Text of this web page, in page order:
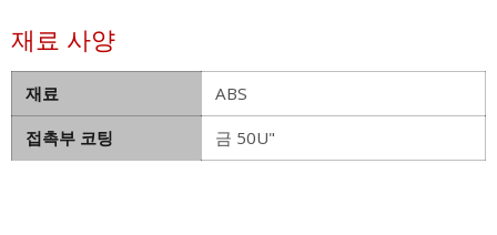
재료 사양
재료
ABS
접촉부 코팅
금 50U"